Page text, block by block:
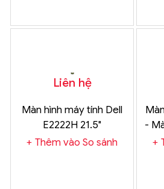
Liên hệ
Màn hình máy tính Dell
E2222H 21.5"
Thêm vào So sánh
-